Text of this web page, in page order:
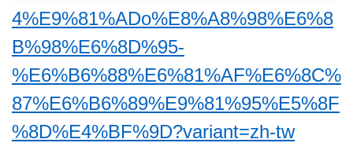
4%E9%81%ADo%E8%A8%98%E6%8
B%98%E6%8D%95-
%E6%B6%88%E6%81%AF%E6%8C%
87%E6%B6%89%E9%81%95%E5%8F
%8D%E4%BF%9D?variant=zh-tw